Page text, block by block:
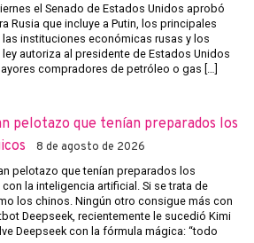
el Senado de Estados Unidos aprobó
Rusia que incluye a Putin, los principales
instituciones económicas rusas y los
autoriza al presidente de Estados Unidos
compradores de petróleo o gas […]
pelotazo que tenían preparados los
8 de agosto de 2026
pelotazo que tenían preparados los
la inteligencia artificial. Si se trata de
los chinos. Ningún otro consigue más con
Deepseek, recientemente le sucedió Kimi
Deepseek con la fórmula mágica: “todo